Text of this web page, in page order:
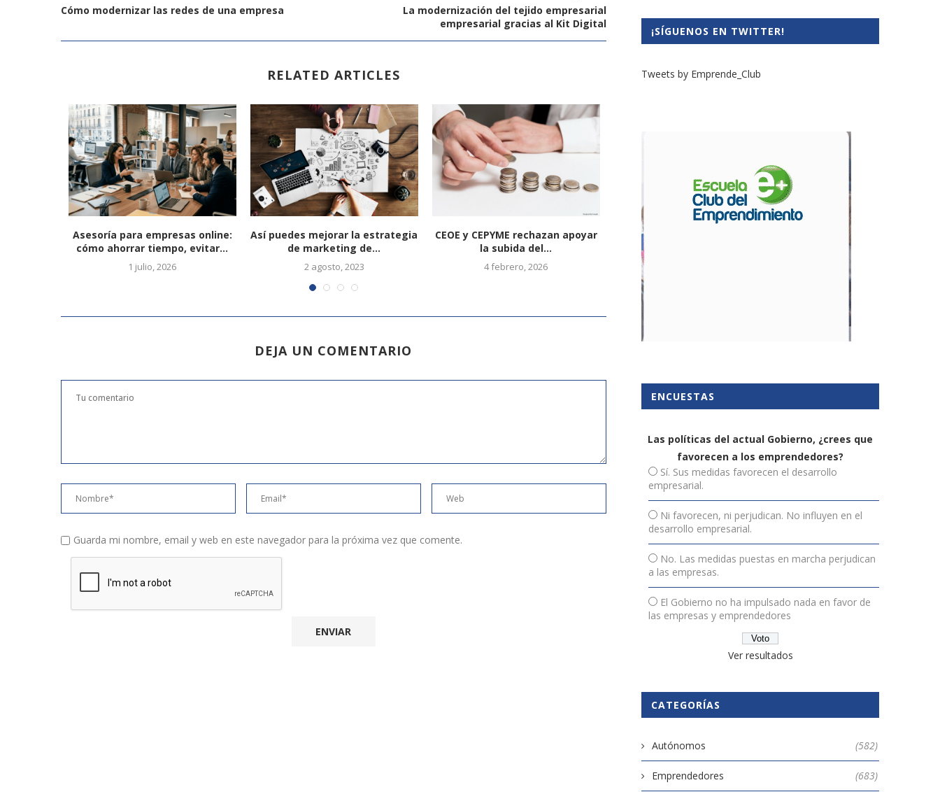
Cómo modernizar las redes de una empresa
La modernización del tejido empresarial
empresarial gracias al Kit Digital
RELATED ARTICLES
Asesoría para empresas online:
cómo ahorrar tiempo, evitar...
1 julio, 2026
Así puedes mejorar la estrategia
de marketing de...
2 agosto, 2023
CEOE y CEPYME rechazan apoyar
la subida del...
4 febrero, 2026
Vodafone ayuda a las pymes a
Timpers, “la empresa
normal del mundo”,
1 octubre, 2019
DEJA UN COMENTARIO
Guarda mi nombre, email y web en este navegador para la próxima vez que comente.
¡SÍGUENOS EN TWITTER!
Tweets by Emprende_Club
ENCUESTAS
Las políticas del actual Gobierno, ¿crees que
favorecen a los emprendedores?
Sí. Sus medidas favorecen el desarrollo
empresarial.
Ni favorecen, ni perjudican. No influyen en el
desarrollo empresarial.
No. Las medidas puestas en marcha perjudican
a las empresas.
El Gobierno no ha impulsado nada en favor de
las empresas y emprendedores
Ver resultados
CATEGORÍAS
Autónomos (582)
Emprendedores (683)